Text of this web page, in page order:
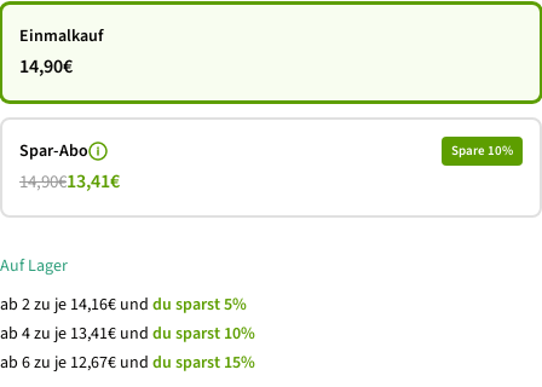
Einmalkauf
14,90€
Spar-Abo Spare 10%
14,90€13,41€
Auf Lager
ab 2 zu je 14,16€ und du sparst 5%
ab 4 zu je 13,41€ und du sparst 10%
ab 6 zu je 12,67€ und du sparst 15%